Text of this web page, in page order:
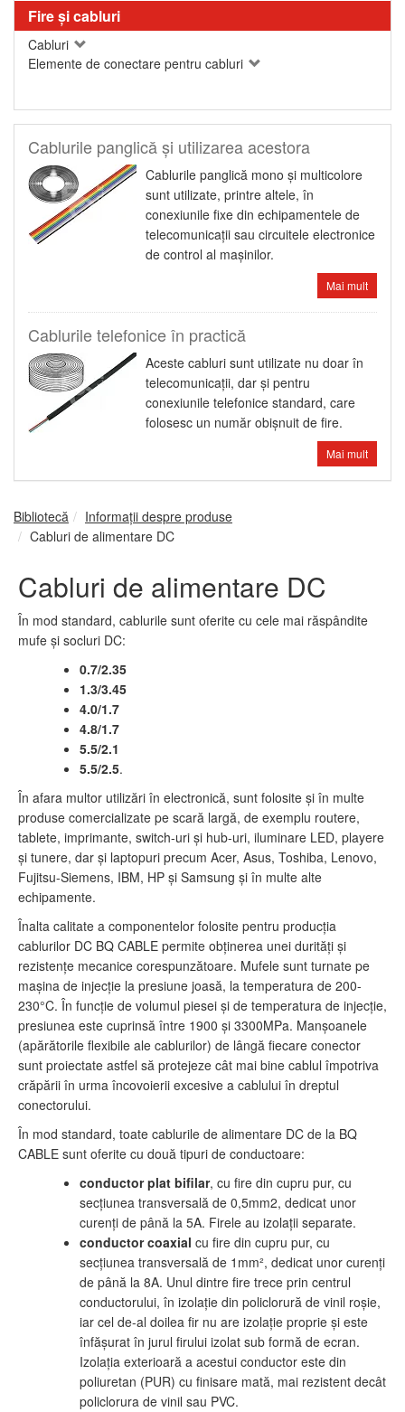
Fire şi cabluri
Cabluri
Elemente de conectare pentru cabluri
Cablurile panglică şi utilizarea acestora
Cablurile panglică mono şi multicolore
sunt utilizate, printre altele, în
conexiunile fixe din echipamentele de
telecomunicaţii sau circuitele electronice
de control al maşinilor.
Mai mult
Cablurile telefonice în practică
Aceste cabluri sunt utilizate nu doar în
telecomunicaţii, dar şi pentru
conexiunile telefonice standard, care
folosesc un număr obişnuit de fire.
Mai mult
Bibliotecă
Informații despre produse
Cabluri de alimentare DC
Cabluri de alimentare DC
În mod standard, cablurile sunt oferite cu cele mai răspândite
mufe şi socluri DC:
0.7/2.35
1.3/3.45
4.0/1.7
4.8/1.7
5.5/2.1
5.5/2.5.
În afara multor utilizări în electronică, sunt folosite şi în multe
produse comercializate pe scară largă, de exemplu routere,
tablete, imprimante, switch-uri şi hub-uri, iluminare LED, playere
şi tunere, dar şi laptopuri precum Acer, Asus, Toshiba, Lenovo,
Fujitsu-Siemens, IBM, HP şi Samsung şi în multe alte
echipamente.
Înalta calitate a componentelor folosite pentru producţia
cablurilor DC BQ CABLE permite obţinerea unei durităţi şi
rezistenţe mecanice corespunzătoare. Mufele sunt turnate pe
maşina de injecţie la presiune joasă, la temperatura de 200-
230°C. În funcţie de volumul piesei şi de temperatura de injecţie,
presiunea este cuprinsă între 1900 şi 3300MPa. Manşoanele
(apărătorile flexibile ale cablurilor) de lângă fiecare conector
sunt proiectate astfel să protejeze cât mai bine cablul împotriva
crăpării în urma încovoierii excesive a cablului în dreptul
conectorului.
În mod standard, toate cablurile de alimentare DC de la BQ
CABLE sunt oferite cu două tipuri de conductoare:
conductor plat bifilar, cu fire din cupru pur, cu
secţiunea transversală de 0,5mm2, dedicat unor
curenţi de până la 5A. Firele au izolaţii separate.
conductor coaxial cu fire din cupru pur, cu
secţiunea transversală de 1mm², dedicat unor curenţi
de până la 8A. Unul dintre fire trece prin centrul
conductorului, în izolaţie din policlorură de vinil roşie,
iar cel de-al doilea fir nu are izolaţie proprie şi este
înfăşurat în jurul firului izolat sub formă de ecran.
Izolaţia exterioară a acestui conductor este din
poliuretan (PUR) cu finisare mată, mai rezistent decât
policlorura de vinil sau PVC.